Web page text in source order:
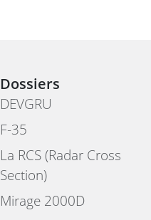
Dossiers
DEVGRU
F-35
La RCS (Radar Cross
Section)
Mirage 2000D